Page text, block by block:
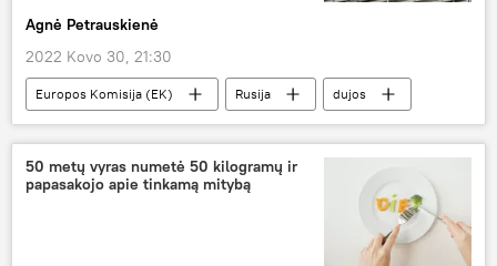
Agnė Petrauskienė
2022 Kovo 30, 21:30
Europos Komisija (EK) Rusija
dujos
Pasaulyje
50 metų vyras numetė 50 kilogramų ir
papasakojo apie tinkamą mitybą